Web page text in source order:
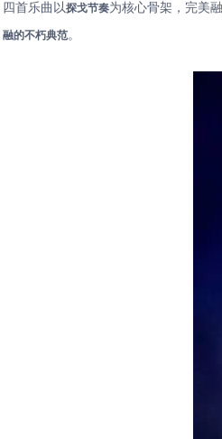
四首乐曲以探戈节奏为核心骨架，完美
融的不朽典范。